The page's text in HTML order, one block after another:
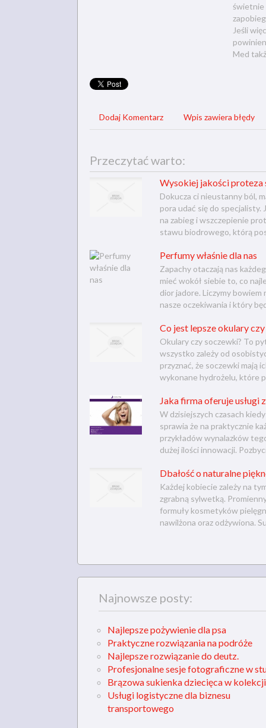
świetnie
Jeśli
Med
Dodaj Komentarz Wpis zawiera błędy
Przeczytać warto:
Wysokiej jakości
Dokucza ci nieustanny ból,
pora udać się do
na zabieg i wszczepienie
stawu biodrowego, którą
Perfumy właśnie dla nas
Zapachy otaczają nas
mieć wokół siebie to, co
dior jadore. Liczymy
nasze oczekiwania i który
Co jest lepsze okulary
Okulary czy soczewki? To
wszystko zależy od
przyznać, że soczewki mają
wykonane hydrożelu, które
Jaka firma oferuje usługi
W dzisiejszych czasach
sprawia że na praktycznie
przykładów wynalazków
dużej ilości innowacji.
Dbałość o naturalne
Każdej kobiecie zależy na
zgrabną sylwetką.
formuły kosmetyków
nawilżona oraz odżywiona.
Najnowsze posty:
Najlepsze pożywienie dla psa
Praktyczne rozwiązania na podróże
Najlepsze rozwiązanie do deutz.
Profesjonalne sesje fotograficzne w
Brązowa sukienka dziecięca w
Usługi logistyczne dla biznesu
transportowego